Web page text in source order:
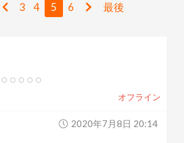
3 4 5 6 最後
オフライン
2020年7月8日 20:14